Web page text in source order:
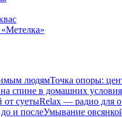
Точка опоры:
Relax — радио для
Умывание